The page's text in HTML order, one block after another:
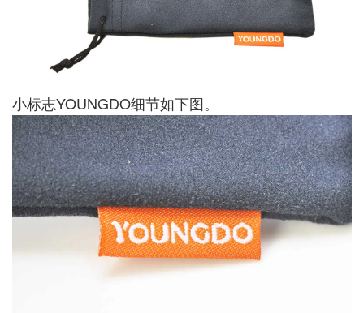
小标志YOUNGDO细节如下图。